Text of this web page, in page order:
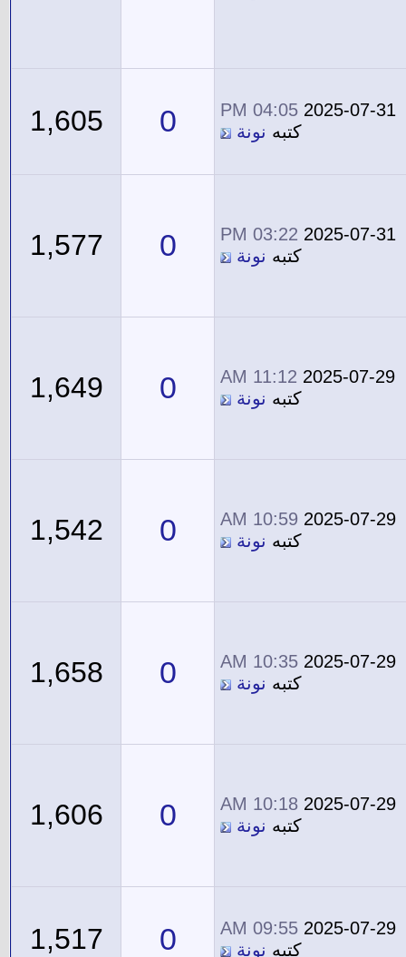
2025-07-31
04:05 PM
كتبه نونة 0
1,605
2025-07-31
03:22 PM
كتبه نونة 0
1,577
2025-07-29
11:12 AM
كتبه نونة 0
1,649
2025-07-29
10:59 AM
كتبه نونة 0
1,542
2025-07-29
10:35 AM
كتبه نونة 0
1,658
2025-07-29
10:18 AM
كتبه نونة 0
1,606
2025-07-29
09:55 AM
كتبه نونة 0
1,517